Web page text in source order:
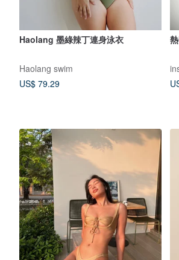
Haolang 墨綠辣丁連身泳衣
Haolang swim
US$ 79.29